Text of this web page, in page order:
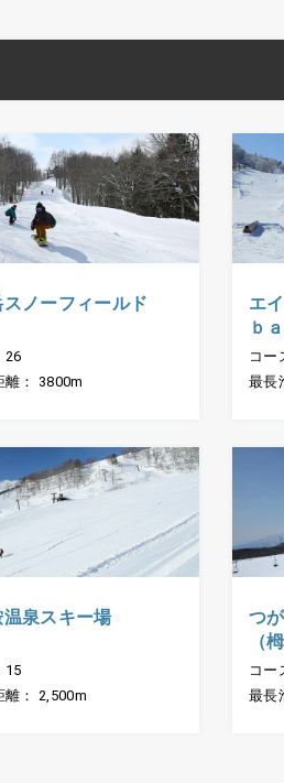
ノーフィールド
26
離： 3800m
エ
ｂ
コー
最長
泉スキー場
15
離： 2,500m
つ
（
コー
最長